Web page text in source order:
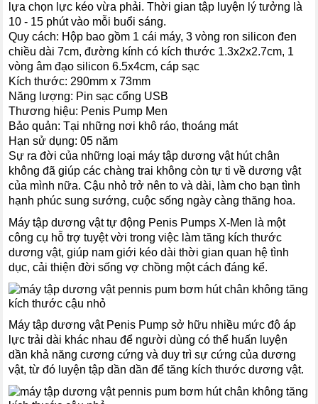
lựa chọn lực kéo vừa phải. Thời gian tập luyện lý tưởng là
10 - 15 phút vào mỗi buổi sáng.
Quy cách: Hộp bao gồm 1 cái máy, 3 vòng ron silicon đen
chiều dài 7cm, đường kính có kích thước 1.3x2x2.7cm, 1
vòng âm đạo silicon 6.5x4cm, cáp sạc
Kích thước: 290mm x 73mm
Năng lượng: Pin sạc cổng USB
Thương hiệu: Penis Pump Men
Bảo quản: Tại những nơi khô ráo, thoáng mát
Hạn sử dụng: 05 năm
Sự ra đời của những loại máy tập dương vật hút chân
không đã giúp các chàng trai không còn tự ti về dương vật
của mình nữa. Cậu nhỏ trở nên to và dài, làm cho bạn tình
hạnh phúc sung sướng, cuộc sống ngày càng thăng hoa.
Máy tập dương vật tự động Penis Pumps X-Men là một
công cụ hỗ trợ tuyệt vời trong việc làm tăng kích thước
dương vật, giúp nam giới kéo dài thời gian quan hệ tình
dục, cải thiện đời sống vợ chồng một cách đáng kể.
Máy tập dương vật Penis Pump sở hữu nhiều mức độ áp
lực trải dài khác nhau để người dùng có thể huấn luyện
dần khả năng cương cứng và duy trì sự cứng của dương
vật, từ đó luyện tập dần dần để tăng kích thước dương vật.